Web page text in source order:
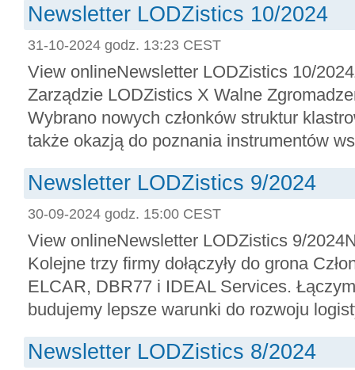
Newsletter LODZistics 10/2024
31-10-2024 godz. 13:23 CEST
View onlineNewsletter LODZistics 10/
Zarządzie LODZistics X Walne
Wybrano nowych członków struktur
także okazją do poznania instrumentów
Newsletter LODZistics 9/2024
30-09-2024 godz. 15:00 CEST
View onlineNewsletter LODZistics 9/
Kolejne trzy firmy dołączyły do grona
ELCAR, DBR77 i IDEAL Services.
budujemy lepsze warunki do rozwoju
Newsletter LODZistics 8/2024